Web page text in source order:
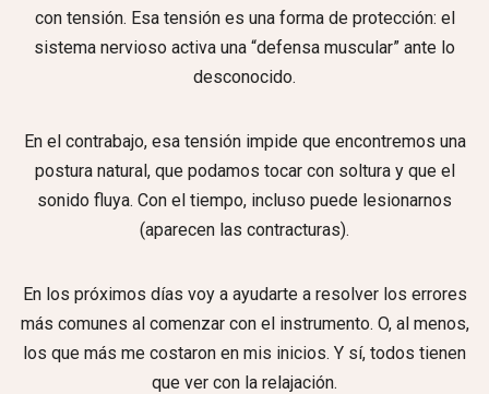
con tensión. Esa tensión es una forma de protección: el
sistema nervioso activa una “defensa muscular” ante lo
desconocido.
En el contrabajo, esa tensión impide que encontremos una
postura natural, que podamos tocar con soltura y que el
sonido fluya. Con el tiempo, incluso puede lesionarnos
(aparecen las contracturas).
En los próximos días voy a ayudarte a resolver los errores
más comunes al comenzar con el instrumento. O, al menos,
los que más me costaron en mis inicios. Y sí, todos tienen
que ver con la relajación.